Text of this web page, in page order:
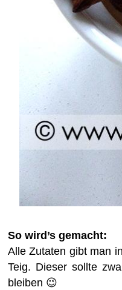
So wird’s gemacht:
Alle Zutaten gibt man
Teig. Dieser sollte
bleiben 😉